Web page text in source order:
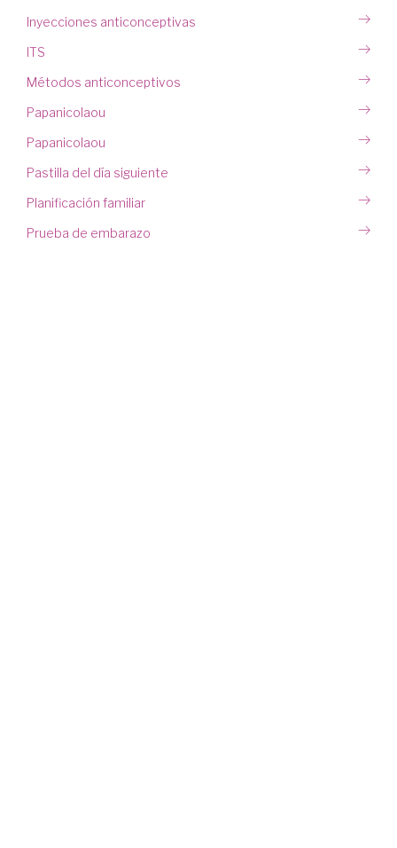
Inyecciones anticonceptivas
ITS
Métodos anticonceptivos
Papanicolaou
Papanicolaou
Pastilla del día siguiente
Planificación familiar
Prueba de embarazo